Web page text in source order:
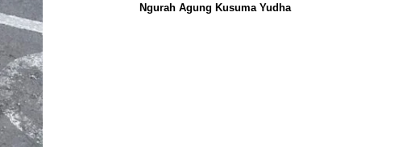
Ngurah Agung Kusuma Yudha